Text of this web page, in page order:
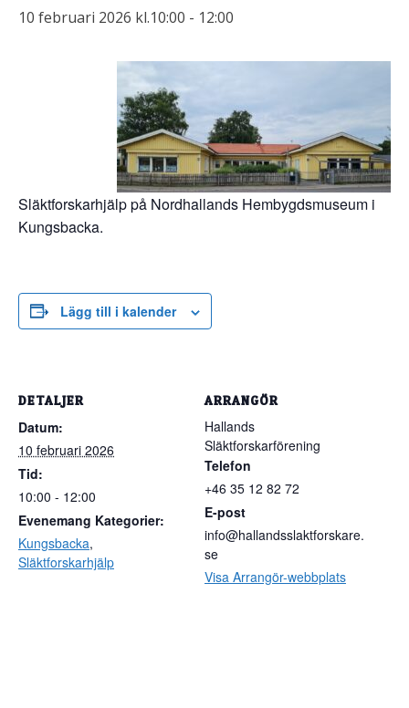
10 februari 2026 kl.10:00 - 12:00
Släktforskarhjälp på Nordhallands Hembygdsmuseum i
Kungsbacka.
Lägg till i kalender
DETALJER
Datum:
10 februari 2026
Tid:
10:00 - 12:00
Evenemang Kategorier:
Kungsbacka,
Släktforskarhjälp
ARRANGÖR
Hallands
Släktforskarförening
Telefon
+46 35 12 82 72
E-post
info@hallandsslaktforskare.
se
Visa Arrangör-webbplats